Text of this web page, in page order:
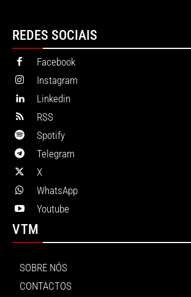
REDES SOCIAIS
Facebook
Instagram
Linkedin
RSS
Spotify
Telegram
X
WhatsApp
Youtube
VTM
SOBRE NÓS
CONTACTOS